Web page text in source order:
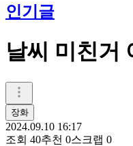
인기글
날씨 미친거
장화
2024.09.10 16:17
조회 40추천 0스크랩 0